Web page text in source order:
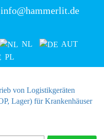
info@hammerlit.de
NL
AUT
PL